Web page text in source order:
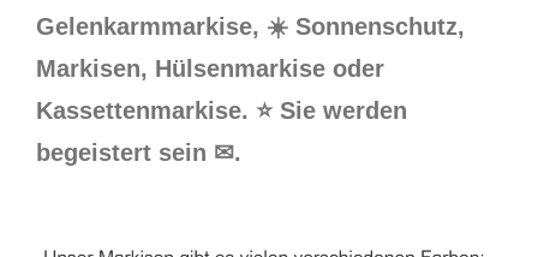
Gelenkarmmarkise, ☀️ Sonnenschutz,
Markisen, Hülsenmarkise oder
Kassettenmarkise. ⭐ Sie werden
begeistert sein ✉.